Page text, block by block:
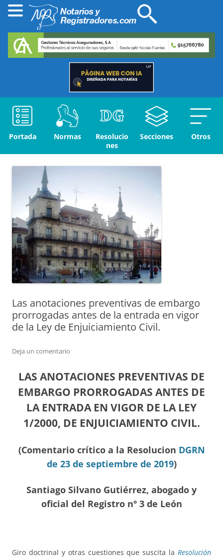
Portada Normas
Resolucio
nes
Secciones Otros
Las anotaciones preventivas de embargo
prorrogadas antes de la entrada en vigor
de la Ley de Enjuiciamiento Civil.
Deja un comentario
LAS ANOTACIONES PREVENTIVAS DE
EMBARGO PRORROGADAS ANTES DE
LA ENTRADA EN VIGOR DE LA LEY
1/2000, DE ENJUICIAMIENTO CIVIL.
(Comentario crítico a la Resolucion DGRN
de 23 de septiembre de 2019)
Santiago Silvano Gutiérrez, abogado y
oficial del Registro nº 3 de León
Giro doctrinal y otras cuestiones que suscita la Resolución